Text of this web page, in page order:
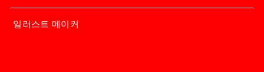
일러스트 메이커